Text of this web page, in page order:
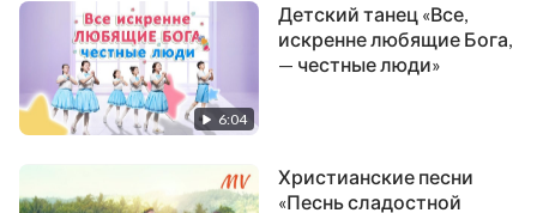
Оно не в форме церемонии.
Это не чудо. Не великое видение.
Это далеко не религиозный процесс.
Это реальный факт, который можно узреть,
6:04
Детский танец «Все,
искренне любящие Бога,
— честные люди»
Христианские песни
«Песнь сладостной